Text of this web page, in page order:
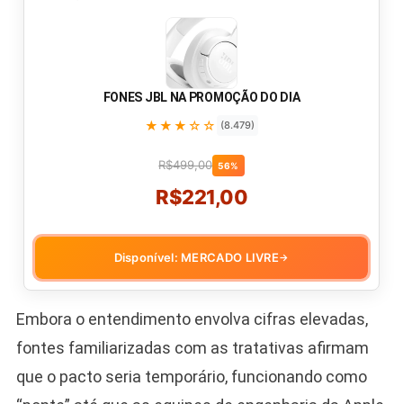
FONES JBL NA PROMOÇÃO DO DIA
★★★☆☆ (8.479)
R$499,00 56%
R$221,00
Disponível: MERCADO LIVRE→
Embora o entendimento envolva cifras elevadas,
fontes familiarizadas com as tratativas afirmam
que o pacto seria temporário, funcionando como